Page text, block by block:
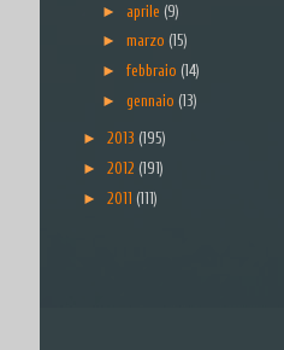
► aprile (9)
► marzo (15)
► febbraio (14)
► gennaio (13)
► 2013 (195)
► 2012 (191)
► 2011 (111)